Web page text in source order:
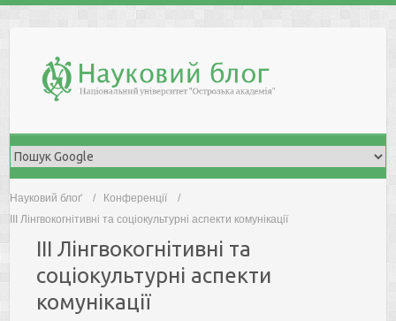
Науковий блоґ
Конференції
IІI Лінгвокогнітивні та соціокультурні аспекти комунікації
IІI Лінгвокогнітивні та
соціокультурні аспекти
комунікації